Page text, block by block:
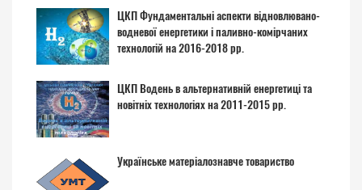
ЦКП Фундаментальні аспекти відновлювано-
водневої енергетики і паливно-комірчаних
технологій на 2016-2018 рр.
ЦКП Водень в альтернативній енергетиці та
новітніх технологіях на 2011-2015 рр.
Українське матеріалознавче товариство